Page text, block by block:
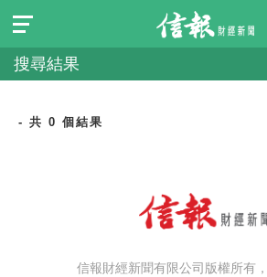
搜尋結果
- 共 0 個結果
信報財經新聞有限公司版權所有，